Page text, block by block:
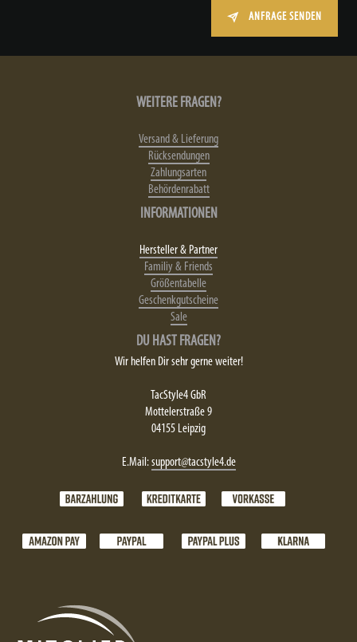
ANFRAGE SENDEN
WEITERE FRAGEN?
Versand & Lieferung
Rücksendungen
Zahlungsarten
Behördenrabatt
INFORMATIONEN
Hersteller & Partner
Familiy & Friends
Größentabelle
Geschenkgutscheine
Sale
DU HAST FRAGEN?
Wir helfen Dir sehr gerne weiter!
TacStyle4 GbR
Mottelerstraße 9
04155 Leipzig
E.Mail:support@tacstyle4.de